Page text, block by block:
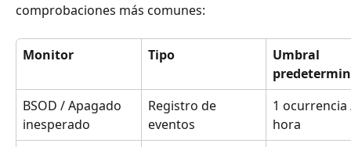
comprobaciones más comunes:
Monitor Tipo
Umbral
BSOD / Apagado
inesperado
Registro de
eventos
1
hora